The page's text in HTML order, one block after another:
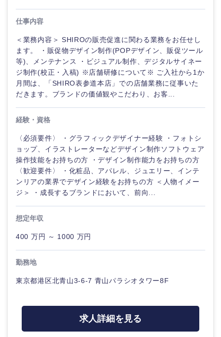
仕事内容
＜業務内容＞ SHIROの販売促進に関わる業務をお任せし
ます。 ・販促物デザイン制作(POPデザイン、販促ツール
等)、メンテナンス ・ビジュアル制作、デジタルサイネー
ジ制作(校正・入稿) ※店舗研修について※ ご入社から1か
月間は、「SHIRO表参道本店」での店舗業務に従事いた
だきます。ブランドの価値観やこだわり、お客...
経験・資格
〈必須要件〉 ・グラフィックデザイナー経験 ・フォトシ
ョップ、イラストレーターなどデザイン制作ソフトウェア
操作技能をお持ちの方 ・デザイン制作能力をお持ちの方
〈歓迎要件〉 ・化粧品、アパレル、ジュエリー、インテ
ンリアの業界でデザイン経験をお持ちの方 ＜人物イメー
ジ＞ ・成長するブランドにおいて、前向...
想定年収
400 万円 ～ 1000 万円
勤務地
東京都港区北青山3-6-7 青山パラシオタワー8F
求人詳細を見る